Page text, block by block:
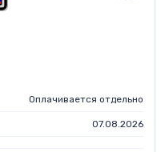
Оплачивается отдельно
07.08.2026